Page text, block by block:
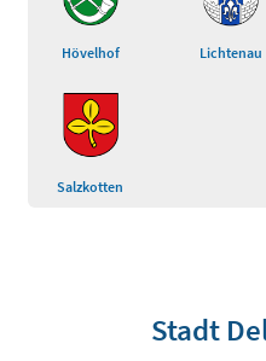
Hövelhof Lichtenau
Salzkotten
Stadt